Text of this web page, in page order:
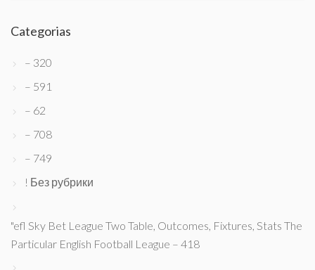
Categorias
– 320
– 591
– 62
– 708
– 749
! Без рубрики
"efl Sky Bet League Two Table, Outcomes, Fixtures, Stats The
Particular English Football League – 418